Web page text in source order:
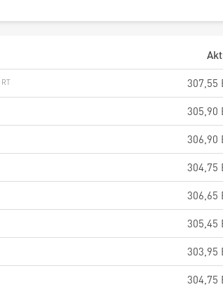
307,55
305,90
306,90
304,75
306,65
305,45
303,95
304,75